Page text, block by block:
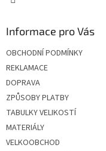
Informace pro Vás
OBCHODNÍ PODMÍNKY
REKLAMACE
DOPRAVA
ZPŮSOBY PLATBY
TABULKY VELIKOSTÍ
MATERIÁLY
VELKOOBCHOD